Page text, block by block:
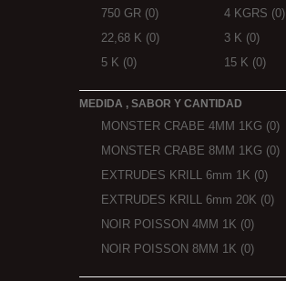
750 GR (0) 4 KGRS (0)
22,68 K (0) 3 K (0)
5 K (0) 15 K (0)
MEDIDA , SABOR Y CANTIDAD
MONSTER CRABE 4MM 1KG (0)
MONSTER CRABE 8MM 1KG (0)
EXTRUDES KRILL 6mm 1K (0)
EXTRUDES KRILL 6mm 20K (0)
NOIR POISSON 4MM 1K (0)
NOIR POISSON 8MM 1K (0)